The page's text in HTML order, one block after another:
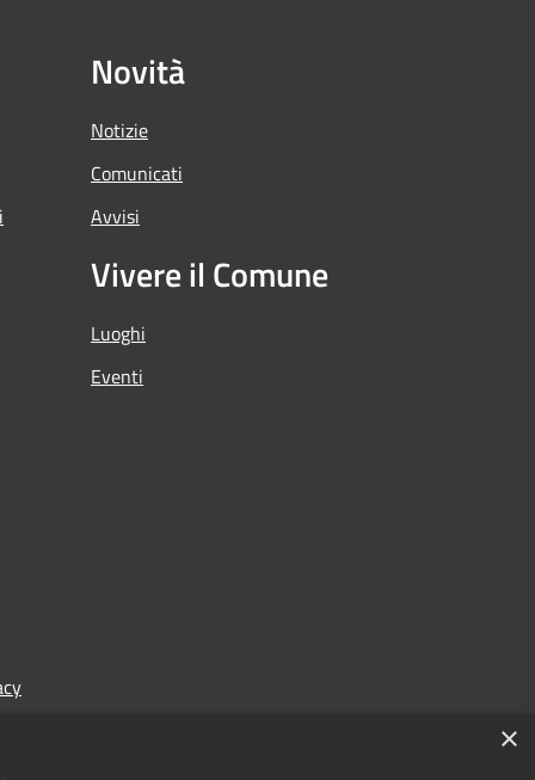
Novità
Notizie
Comunicati
Avvisi
Vivere il Comune
Luoghi
Eventi
×